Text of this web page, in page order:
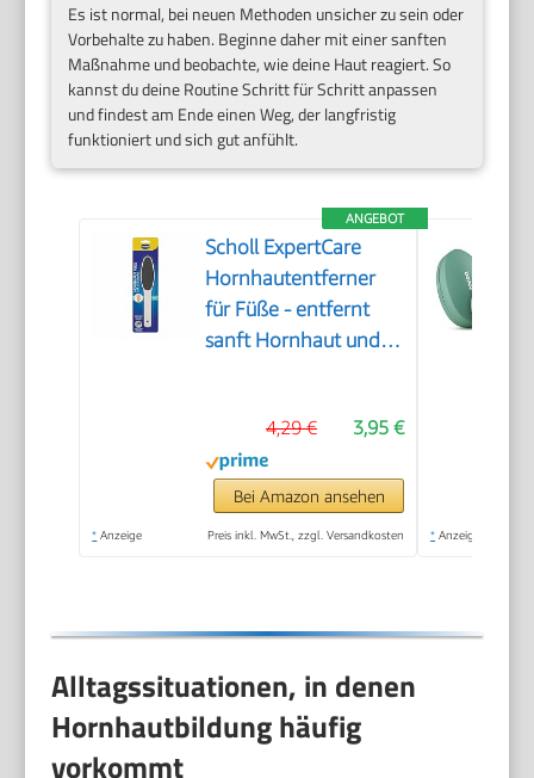
Es ist normal, bei neuen Methoden unsicher zu sein oder
Vorbehalte zu haben. Beginne daher mit einer sanften
Maßnahme und beobachte, wie deine Haut reagiert. So
kannst du deine Routine Schritt für Schritt anpassen
und findest am Ende einen Weg, der langfristig
funktioniert und sich gut anfühlt.
ANGEBOT
Scholl ExpertCare
Hornhautentferner
für Füße - entfernt
sanft Hornhaut und
Reibefläche, effektive
Fußpflege für sofort
weiche Füße,
waschbar und
3,95 €
4,29 €
Bei Amazon ansehen
* Anzeige Preis inkl. MwSt., zzgl. Versandkosten * Anzeige
Alltagssituationen, in denen
Hornhautbildung häufig
vorkommt